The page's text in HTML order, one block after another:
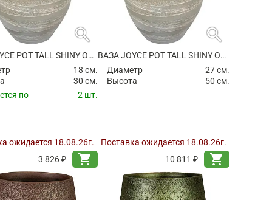
search
ВАЗА JOYCE POT TALL SHINY OLIVE
18 см.
30 см.
по
2 шт.
ожидается 18.08.26г.
3 826 ₽
shopping_cart
search
ВАЗА JOYCE POT TALL SHINY OLIVE
Диаметр
27 см.
Высота
50 см.
Поставка ожидается 18.08.26г.
10 811 ₽
shopping_cart